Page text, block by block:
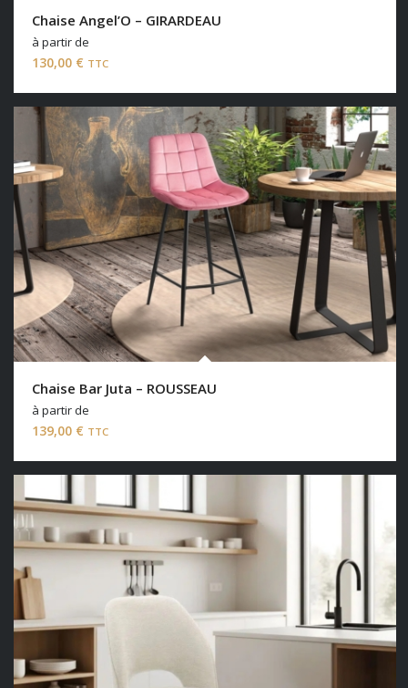
Chaise Angel’O – GIRARDEAU
à partir de
130,00 € TTC
Chaise Bar Juta – ROUSSEAU
à partir de
139,00 € TTC